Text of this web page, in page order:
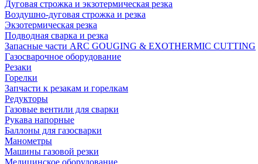
Дуговая строжка и экзотермическая резка
Воздушно-дуговая строжка и резка
Экзотермическая резка
Подводная сварка и резка
Запасные части ARC GOUGING & EXOTHERMIC CUTTING
Газосварочное оборудование
Резаки
Горелки
Запчасти к резакам и горелкам
Редукторы
Газовые вентили для сварки
Рукава напорные
Баллоны для газосварки
Манометры
Машины газовой резки
Медицинское оборудование